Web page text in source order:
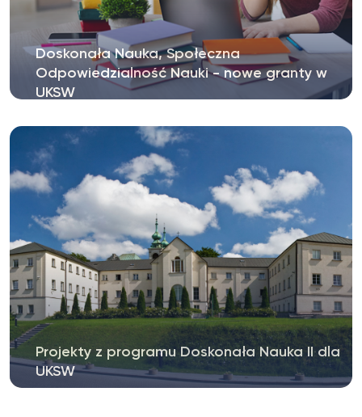
Doskonała Nauka, Społeczna
Odpowiedzialność Nauki - nowe granty w
UKSW
Projekty z programu Doskonała Nauka II dla
UKSW